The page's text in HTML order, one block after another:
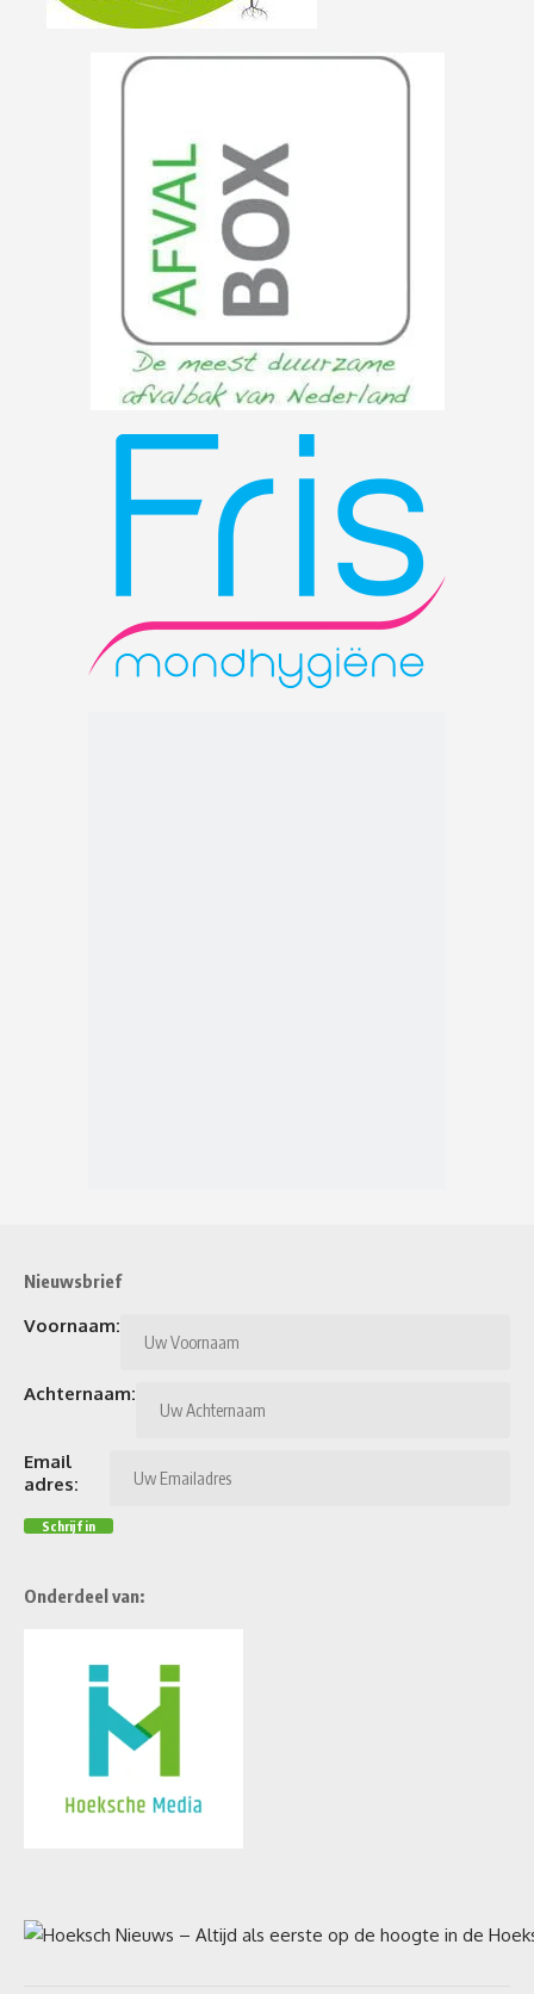
Nieuwsbrief
Voornaam:
Achternaam:
Email
adres:
Onderdeel van: